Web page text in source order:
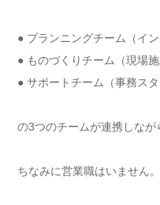
● プランニングチーム（イ
● ものづくりチーム（現場
● サポートチーム（事務スタ
の3つのチームが連携しなが
ちなみに営業職はいません。